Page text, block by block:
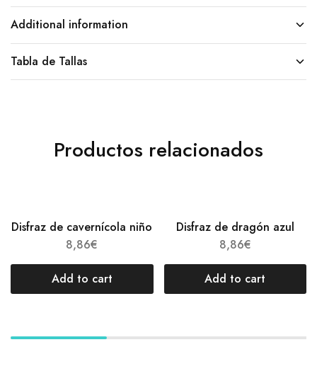
Additional information
Tabla de Tallas
Productos relacionados
Disfraz de cavernícola niño
8,86€
Add to cart
Disfraz de dragón azul
8,86€
Add to cart